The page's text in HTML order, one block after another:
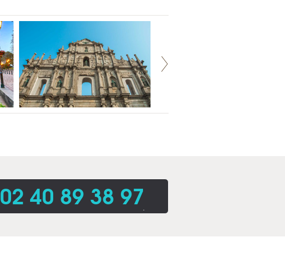
02 40 89 38 97.